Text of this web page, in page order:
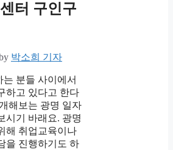
터 구인구
박소희 기자
분들 사이에서
하고 있다고 한다
해보는 광명 일자
시기 바래요. 광명
해 취업교육이나
을 진행하기도 하